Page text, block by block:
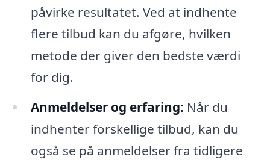
påvirke resultatet. Ved at indhente
flere tilbud kan du afgøre, hvilken
metode der giver den bedste værdi
for dig.
Anmeldelser og erfaring: Når du
indhenter forskellige tilbud, kan du
også se på anmeldelser fra tidligere